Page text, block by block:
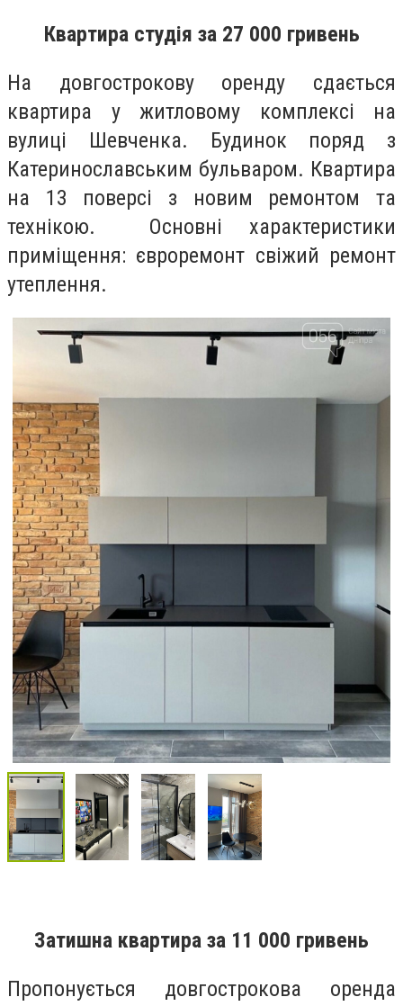
Квартира студія за 27 000 гривень
На довгострокову оренду сдається
квартира у житловому комплексі на
вулиці Шевченка. Будинок поряд з
Катеринославським бульваром. Квартира
на 13 поверсі з новим ремонтом та
технікою. Основні характеристики
приміщення: євроремонт свіжий ремонт
утеплення.
Затишна квартира за 11 000 гривень
Пропонується довгострокова оренда